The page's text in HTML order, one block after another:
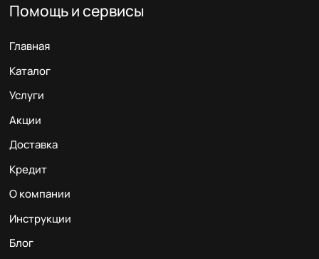
Помощь и сервисы
Главная
Каталог
Услуги
Акции
Доставка
Кредит
О компании
Инструкции
Блог